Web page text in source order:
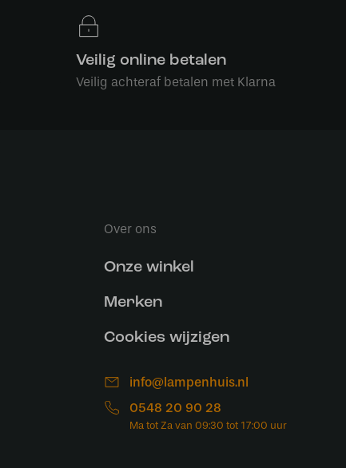
Veilig online betalen
Veilig achteraf betalen met Klarna
Over ons
Onze winkel
Merken
Cookies wijzigen
info@lampenhuis.nl
0548 20 90 28